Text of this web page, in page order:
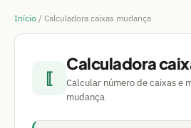
Início / Calculadora caixas mudança
⟦
Calculadora
Calcular número de caixas e
mudança